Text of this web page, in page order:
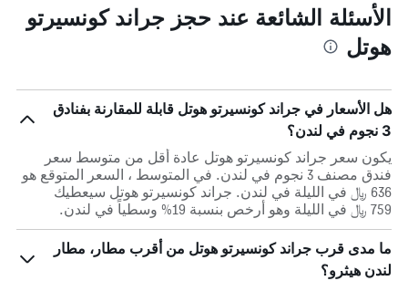
الأسئلة الشائعة عند حجز جراند كونسيرتو
هوتل
هل الأسعار في جراند كونسيرتو هوتل قابلة للمقارنة بفنادق
3 نجوم في لندن؟
يكون سعر جراند كونسيرتو هوتل عادة أقل من متوسط ​​سعر
فندق مصنف 3 نجوم في لندن. في المتوسط ، السعر المتوقع هو
636 ﷼ في الليلة في لندن. جراند كونسيرتو هوتل سيعطيك
759 ﷼ في الليلة وهو أرخص بنسبة 19% وسطياً في لندن.
ما مدى قرب جراند كونسيرتو هوتل من أقرب مطار، مطار
لندن هيثرو؟